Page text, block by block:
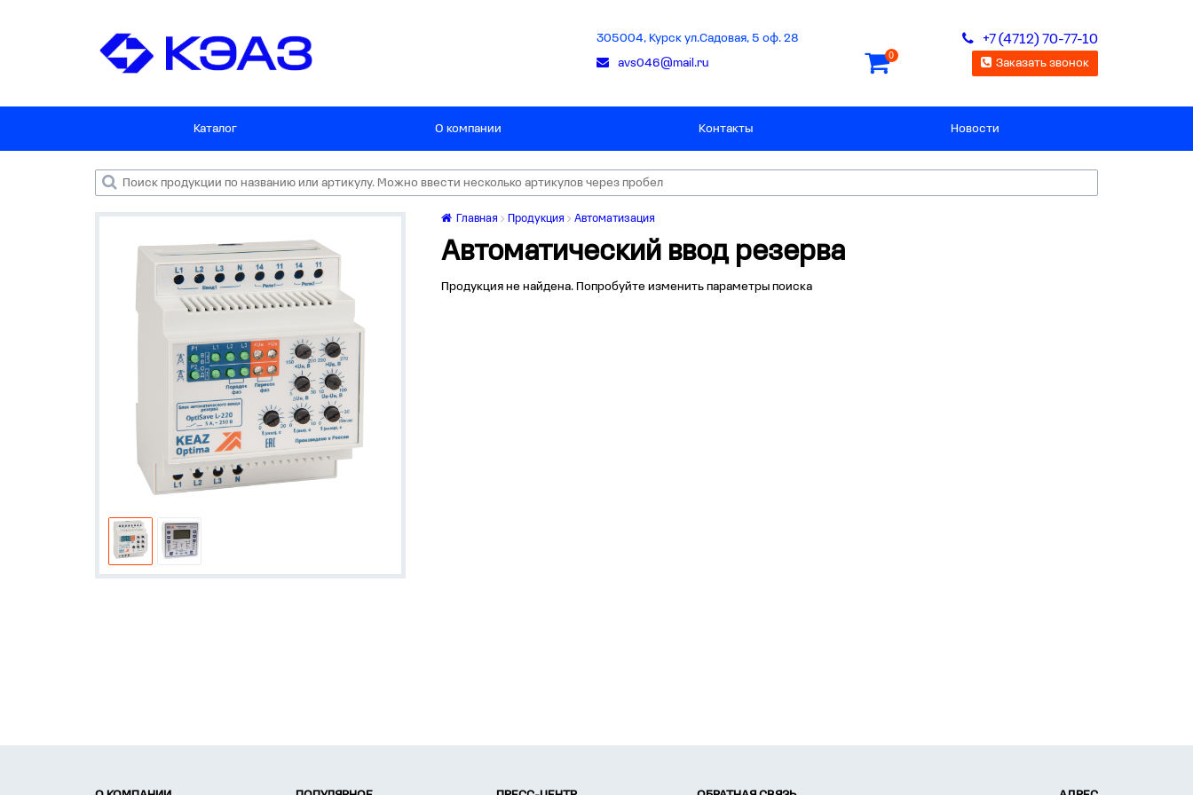
305004, Курск ул.Садовая, 5 оф. 28 +7 (4712) 70-77-10
avs046@mail.ru
0
Заказать звонок
Каталог О компании Контакты Новости
Главная Продукция Автоматизация
Автоматический ввод резерва
Продукция не найдена. Попробуйте изменить параметры поиска